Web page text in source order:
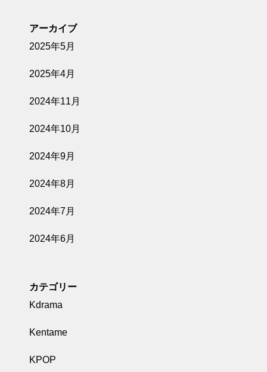
アーカイブ
2025年5月
2025年4月
2024年11月
2024年10月
2024年9月
2024年8月
2024年7月
2024年6月
カテゴリー
Kdrama
Kentame
KPOP